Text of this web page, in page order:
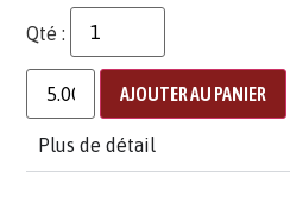
Qté :
AJOUTER AU PANIER
Plus de détail